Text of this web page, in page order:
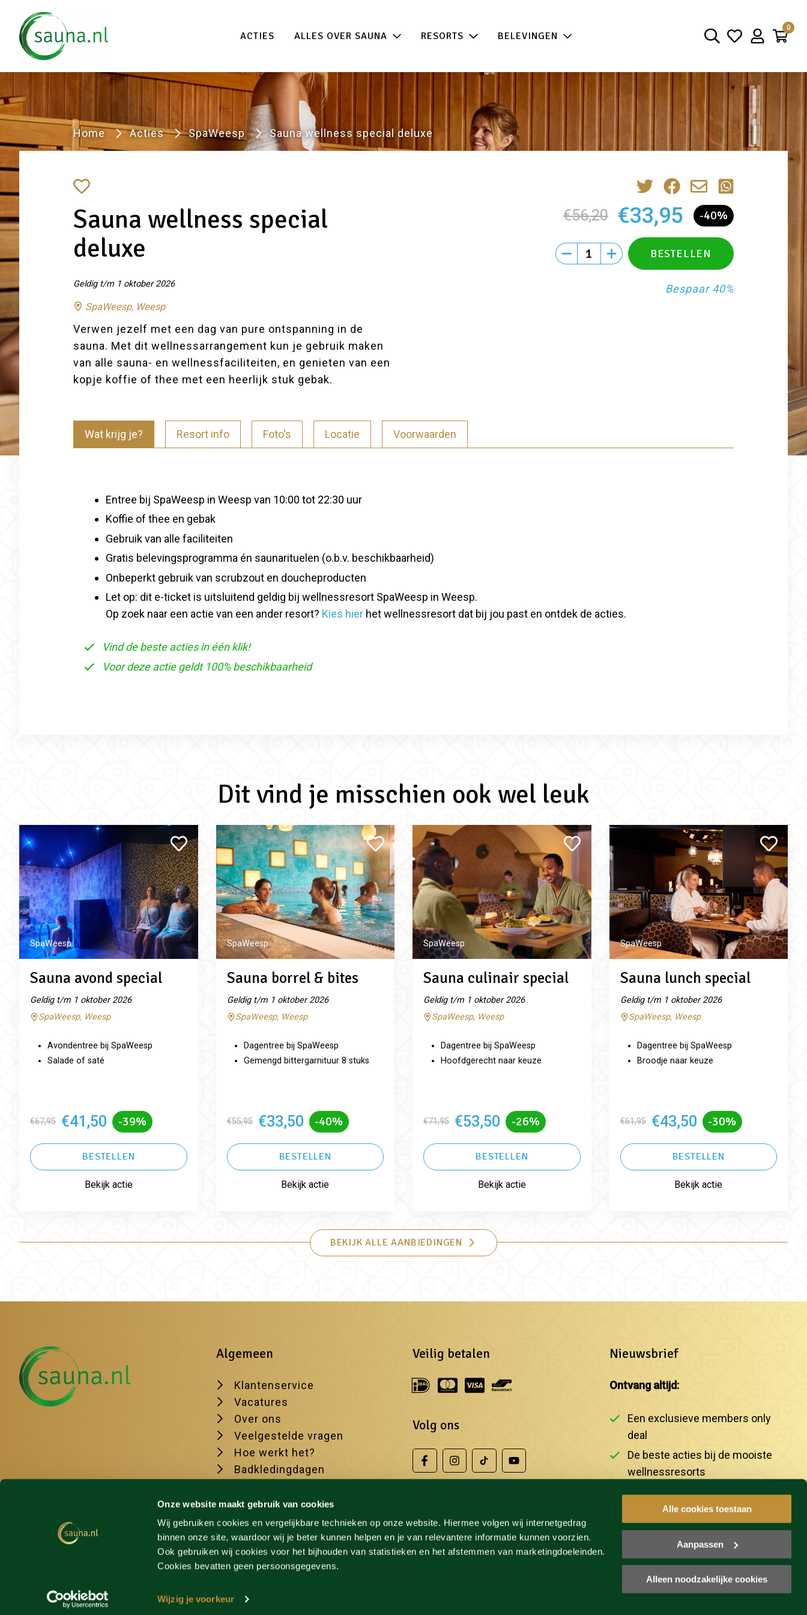
Onze website maakt gebruik van cookies
Wij gebruiken cookies en vergelijkbare technieken op onze website. Hiermee volgen wij internetgedrag
binnen onze site, waardoor wij je beter kunnen helpen en je van relevantere informatie kunnen voorzien.
Ook gebruiken wij cookies voor het bijhouden van statistieken en het afstemmen van marketingdoeleinden.
Cookies bevatten geen persoonsgegevens.
Wijzig je voorkeur
Alle cookies toestaan
Aanpassen
Alleen noodzakelijke cookies
ACTIES ALLES OVER SAUNA RESORTS BELEVINGEN
0
Home Acties SpaWeesp Sauna wellness special deluxe
Sauna wellness special
deluxe
Geldig t/m 1 oktober 2026
SpaWeesp, Weesp
Verwen jezelf met een dag van pure ontspanning in de
sauna. Met dit wellnessarrangement kun je gebruik maken
van alle sauna- en wellnessfaciliteiten, en genieten van een
kopje koffie of thee met een heerlijk stuk gebak.
€56,20 €33,95 -40%
Bespaar 40%
Wat krijg je? Resort info Foto's Locatie Voorwaarden
Entree bij SpaWeesp in Weesp van 10:00 tot 22:30 uur
Koffie of thee en gebak
Gebruik van alle faciliteiten
Gratis belevingsprogramma én saunarituelen (o.b.v. beschikbaarheid)
Onbeperkt gebruik van scrubzout en doucheproducten
Let op: dit e-ticket is uitsluitend geldig bij wellnessresort SpaWeesp in Weesp.
Op zoek naar een actie van een ander resort? Kies hier het wellnessresort dat bij jou past en ontdek de acties.
Vind de beste acties in één klik!
Voor deze actie geldt 100% beschikbaarheid
Dit vind je misschien ook wel leuk
SpaWeesp
Sauna avond special
Geldig t/m 1 oktober 2026
SpaWeesp, Weesp
Avondentree bij SpaWeesp
Salade of saté
€67,95 €41,50 -39%
BESTELLEN
Bekijk actie
SpaWeesp
Sauna borrel & bites
Geldig t/m 1 oktober 2026
SpaWeesp, Weesp
Dagentree bij SpaWeesp
Gemengd bittergarnituur 8 stuks
€55,95 €33,50 -40%
BESTELLEN
Bekijk actie
SpaWeesp
Sauna culinair special
Geldig t/m 1 oktober 2026
SpaWeesp, Weesp
Dagentree bij SpaWeesp
Hoofdgerecht naar keuze
€71,95 €53,50 -26%
BESTELLEN
Bekijk actie
SpaWeesp
Sauna lunch special
Geldig t/m 1 oktober 2026
SpaWeesp, Weesp
Dagentree bij SpaWeesp
Broodje naar keuze
€61,95 €43,50 -30%
BESTELLEN
Bekijk actie
BEKIJK ALLE AANBIEDINGEN
Algemeen
Klantenservice
Vacatures
Over ons
Veelgestelde vragen
Hoe werkt het?
Badkledingdagen
Veilig betalen
Volg ons
Nieuwsbrief
Ontvang altijd:
Een exclusieve members only
deal
De beste acties bij de mooiste
wellnessresorts
INSCHRIJVEN
© sauna.nl 2026 Algemene voorwaarden Privacyverklaring